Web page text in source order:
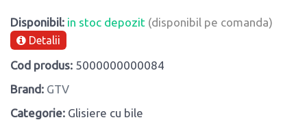
Disponibil: in stoc depozit (disponibil pe comanda)
Detalii
Cod produs: 5000000000084
Brand: GTV
Categorie: Glisiere cu bile